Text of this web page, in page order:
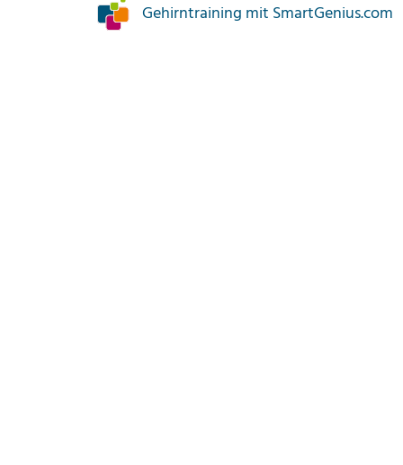
Gehirntraining mit SmartGenius.com